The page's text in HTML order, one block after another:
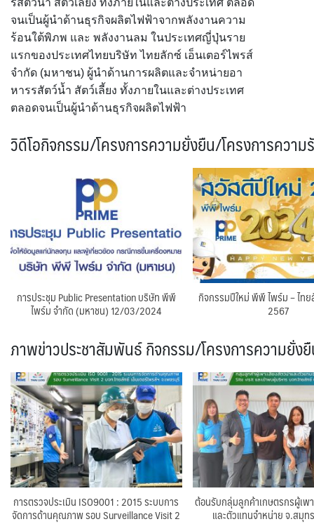
รสัตว์น้ำ สัตว์เลี้ยง ทั้งภายในและต่างประเทศ ตลอด
จนเป็นผู้นำด้านธุรกิจผลิตไฟฟ้าจากพลังงานความ
ร้อนใต้พิภพ และ พลังงานลม ในประเทศญี่ปุ่นราย
แรกของประเทศไทยบริษัท ไทยลักซ์ เอ็นเตอร์ไพรส์
จำกัด (มหาชน) ผู้นำด้านการผลิตและจำหน่ายอา
หารรสัตว์น้ำ สัตว์เลี้ยง ทั้งภายในและต่างประเทศ
ตลอดจนเป็นผู้นำด้านธุรกิจผลิตไฟฟ้า
วิดีโอกิจกรรม/โครงการความยั่งยืน/โครงการควา
การประชุม Public Presentation บริษัท พีพี
ไพร์ม จำกัด (มหาชน) 12/03/2024
กิจกรรมปีใหม่ พีพี ไพร์ม – ไท
2567
ภาพข่าวประชาสัมพันธ์ กิจกรรม/โครงการความยั่
การตรวจประเมิน ISO9001 : 2015 ระบบการ
จัดการด้านคุณภาพ รอบ Surveillance Visit 2
ต้อนรับกลุ่มลูกค้าเกษตรกรผู้เพ
และตัวแทนจำหน่าย จ.สมุท